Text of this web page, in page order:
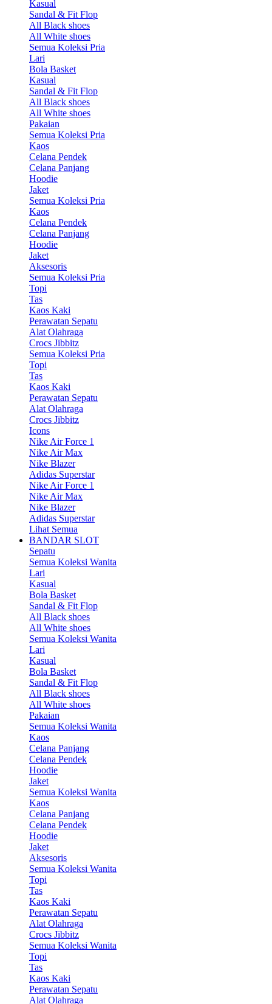
Kasual
Sandal & Fit Flop
All Black shoes
All White shoes
Semua Koleksi Pria
Lari
Bola Basket
Kasual
Sandal & Fit Flop
All Black shoes
All White shoes
Pakaian
Semua Koleksi Pria
Kaos
Celana Pendek
Celana Panjang
Hoodie
Jaket
Semua Koleksi Pria
Kaos
Celana Pendek
Celana Panjang
Hoodie
Jaket
Aksesoris
Semua Koleksi Pria
Topi
Tas
Kaos Kaki
Perawatan Sepatu
Alat Olahraga
Crocs Jibbitz
Semua Koleksi Pria
Topi
Tas
Kaos Kaki
Perawatan Sepatu
Alat Olahraga
Crocs Jibbitz
Icons
Nike Air Force 1
Nike Air Max
Nike Blazer
Adidas Superstar
Nike Air Force 1
Nike Air Max
Nike Blazer
Adidas Superstar
Lihat Semua
BANDAR SLOT
Sepatu
Semua Koleksi Wanita
Lari
Kasual
Bola Basket
Sandal & Fit Flop
All Black shoes
All White shoes
Semua Koleksi Wanita
Lari
Kasual
Bola Basket
Sandal & Fit Flop
All Black shoes
All White shoes
Pakaian
Semua Koleksi Wanita
Kaos
Celana Panjang
Celana Pendek
Hoodie
Jaket
Semua Koleksi Wanita
Kaos
Celana Panjang
Celana Pendek
Hoodie
Jaket
Aksesoris
Semua Koleksi Wanita
Topi
Tas
Kaos Kaki
Perawatan Sepatu
Alat Olahraga
Crocs Jibbitz
Semua Koleksi Wanita
Topi
Tas
Kaos Kaki
Perawatan Sepatu
Alat Olahraga